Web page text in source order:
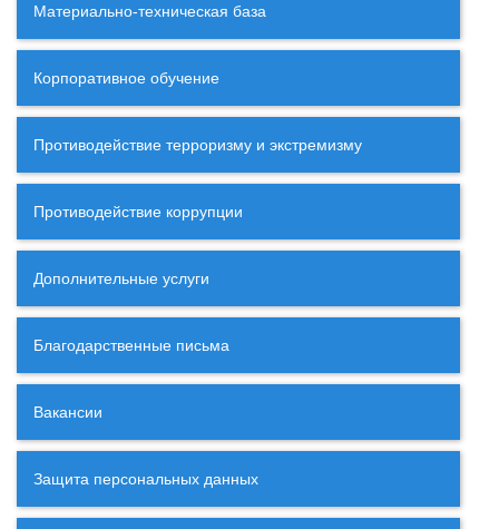
Материально-техническая база
Корпоративное обучение
Противодействие терроризму и экстремизму
Противодействие коррупции
Дополнительные услуги
Благодарственные письма
Вакансии
Защита персональных данных